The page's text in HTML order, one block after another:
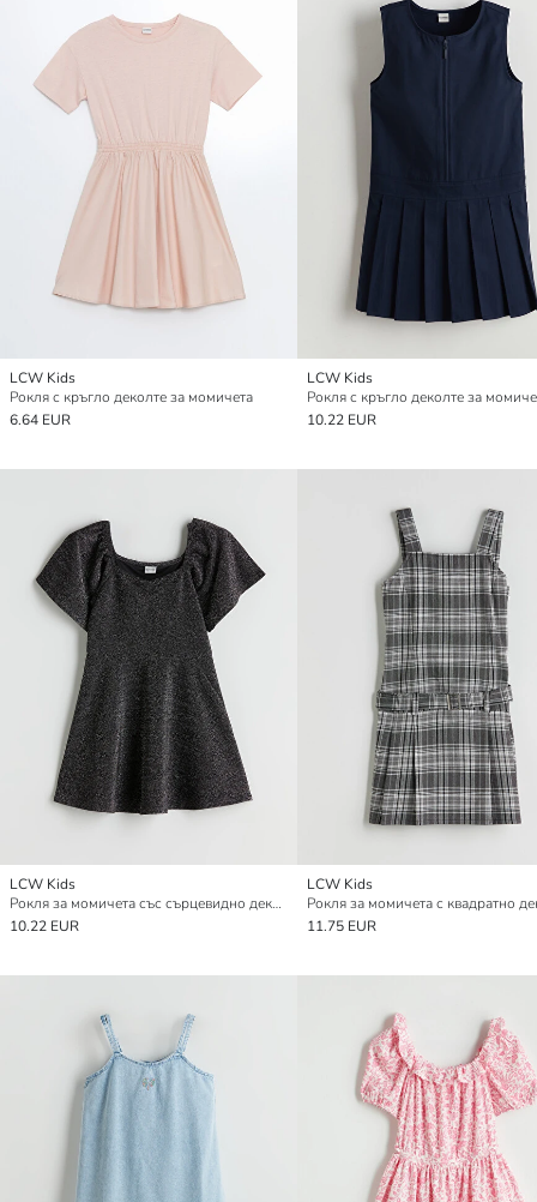
LCW Kids
Рокля с кръгло деколте за момичета
6.64 EUR
LCW Kids
Рокля с кръгло деколте за
10.22 EUR
LCW Kids
Рокля за момичета със сърцевидно деколте и блясък
10.22 EUR
LCW Kids
11.75 EUR